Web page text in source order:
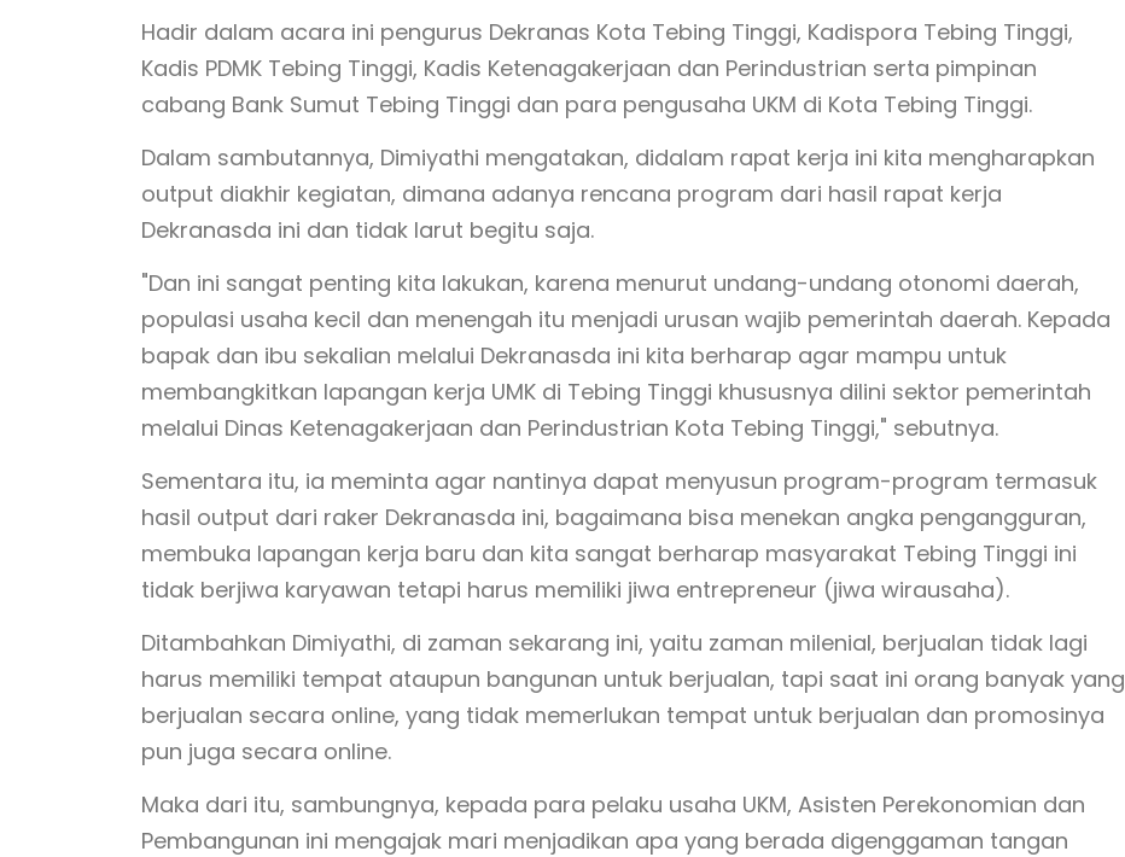
Hadir dalam acara ini pengurus Dekranas Kota Tebing Tinggi, Kadispora Tebing Tinggi,
Kadis PDMK Tebing Tinggi, Kadis Ketenagakerjaan dan Perindustrian serta pimpinan
cabang Bank Sumut Tebing Tinggi dan para pengusaha UKM di Kota Tebing Tinggi.
Dalam sambutannya, Dimiyathi mengatakan, didalam rapat kerja ini kita mengharapkan
output diakhir kegiatan, dimana adanya rencana program dari hasil rapat kerja
Dekranasda ini dan tidak larut begitu saja.
"Dan ini sangat penting kita lakukan, karena menurut undang-undang otonomi daerah,
populasi usaha kecil dan menengah itu menjadi urusan wajib pemerintah daerah. Kepada
bapak dan ibu sekalian melalui Dekranasda ini kita berharap agar mampu untuk
membangkitkan lapangan kerja UMK di Tebing Tinggi khususnya dilini sektor pemerintah
melalui Dinas Ketenagakerjaan dan Perindustrian Kota Tebing Tinggi," sebutnya.
Sementara itu, ia meminta agar nantinya dapat menyusun program-program termasuk
hasil output dari raker Dekranasda ini, bagaimana bisa menekan angka pengangguran,
membuka lapangan kerja baru dan kita sangat berharap masyarakat Tebing Tinggi ini
tidak berjiwa karyawan tetapi harus memiliki jiwa entrepreneur (jiwa wirausaha).
Ditambahkan Dimiyathi, di zaman sekarang ini, yaitu zaman milenial, berjualan tidak lagi
harus memiliki tempat ataupun bangunan untuk berjualan, tapi saat ini orang banyak yang
berjualan secara online, yang tidak memerlukan tempat untuk berjualan dan promosinya
pun juga secara online.
Maka dari itu, sambungnya, kepada para pelaku usaha UKM, Asisten Perekonomian dan
Pembangunan ini mengajak mari menjadikan apa yang berada digenggaman tangan